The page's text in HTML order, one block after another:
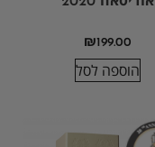
₪199.00
הוספה לסל